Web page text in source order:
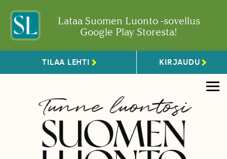
Lataa Suomen Luonto -sovellus
Google Play Storesta!
TILAA LEHTI KIRJAUDU